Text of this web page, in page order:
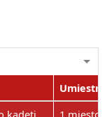
kadeti
1.miesto